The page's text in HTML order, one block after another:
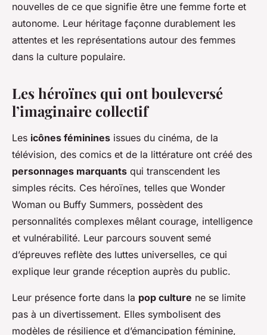
nouvelles de ce que signifie être une femme forte et
autonome. Leur héritage façonne durablement les
attentes et les représentations autour des femmes
dans la culture populaire.
Les héroïnes qui ont bouleversé
l’imaginaire collectif
Les icônes féminines issues du cinéma, de la
télévision, des comics et de la littérature ont créé des
personnages marquants qui transcendent les
simples récits. Ces héroïnes, telles que Wonder
Woman ou Buffy Summers, possèdent des
personnalités complexes mêlant courage, intelligence
et vulnérabilité. Leur parcours souvent semé
d’épreuves reflète des luttes universelles, ce qui
explique leur grande réception auprès du public.
Leur présence forte dans la pop culture ne se limite
pas à un divertissement. Elles symbolisent des
modèles de résilience et d’émancipation féminine,